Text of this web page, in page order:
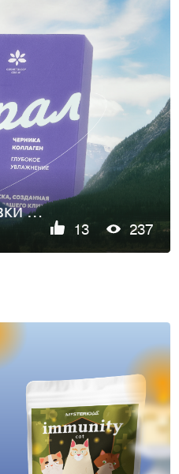
Концепция упаковки для тканевых масок
13 237